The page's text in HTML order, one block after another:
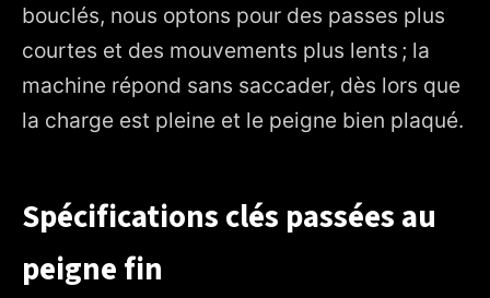
bouclés, nous optons pour des passes plus
courtes et des mouvements plus lents ; la
machine répond sans saccader, dès lors que
la charge est pleine et le peigne bien plaqué.
Spécifications clés passées au
peigne fin